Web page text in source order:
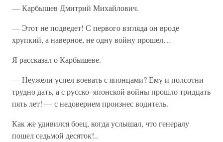
— Карбышев Дмитрий Михайлович.
— Этот не подведет! С первого взгляда он вроде
хрупкий, а наверное, не одну войну прошел…
Я рассказал о Карбышеве.
— Неужели успел воевать с японцами? Ему и полсотни
трудно дать, а с русско–японской войны прошло тридцать
пять лет! — с недоверием произнес водитель.
Как же удивился боец, когда услышал, что генералу
пошел седьмой десяток!..